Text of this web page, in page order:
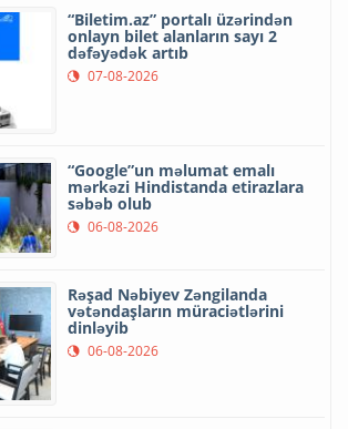
“Biletim.az” portalı üzərindən
onlayn bilet alanların sayı 2
dəfəyədək artıb
07-08-2026
“Google”un məlumat emalı
mərkəzi Hindistanda etirazlara
səbəb olub
06-08-2026
Rəşad Nəbiyev Zəngilanda
vətəndaşların müraciətlərini
dinləyib
06-08-2026